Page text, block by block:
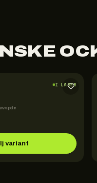
I LAGER
variant